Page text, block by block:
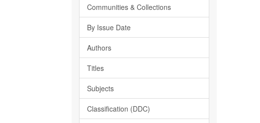
Communities & Collections
By Issue Date
Authors
Titles
Subjects
Classification (DDC)